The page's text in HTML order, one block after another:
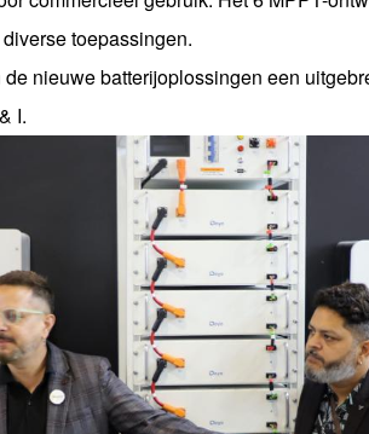
toepassingen.
nieuwe batterijoplossingen een
I.